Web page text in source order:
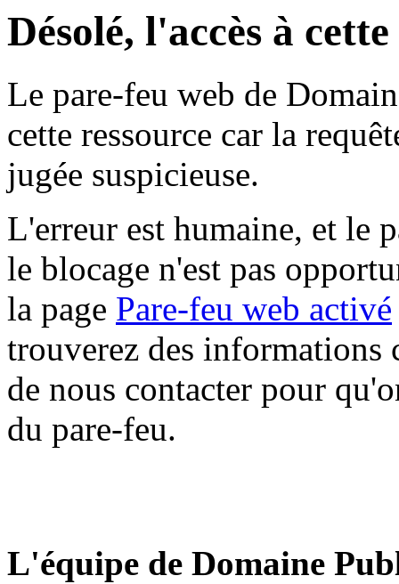
Désolé, l'accès à
Le pare-feu web de
cette ressource car la
jugée suspicieuse.
L'erreur est humaine, et le
le blocage n'est pas
la page Pare-feu web activé
trouverez des informations
de nous contacter pour
du pare-feu.
L'équipe de Domaine